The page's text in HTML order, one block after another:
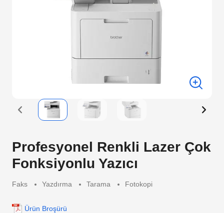
Profesyonel Renkli Lazer Çok
Fonksiyonlu Yazıcı
Faks Yazdırma Tarama Fotokopi
Ürün Broşürü